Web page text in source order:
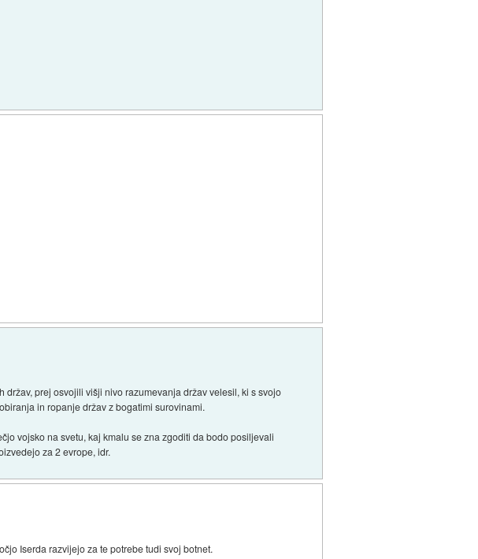
prej osvojili višji nivo razumevanja držav velesil, ki s svojo
in ropanje držav z bogatimi surovinami.
vojsko na svetu, kaj kmalu se zna zgoditi da bodo posiljevali
za 2 evrope, idr.
Iserda razvijejo za te potrebe tudi svoj botnet.